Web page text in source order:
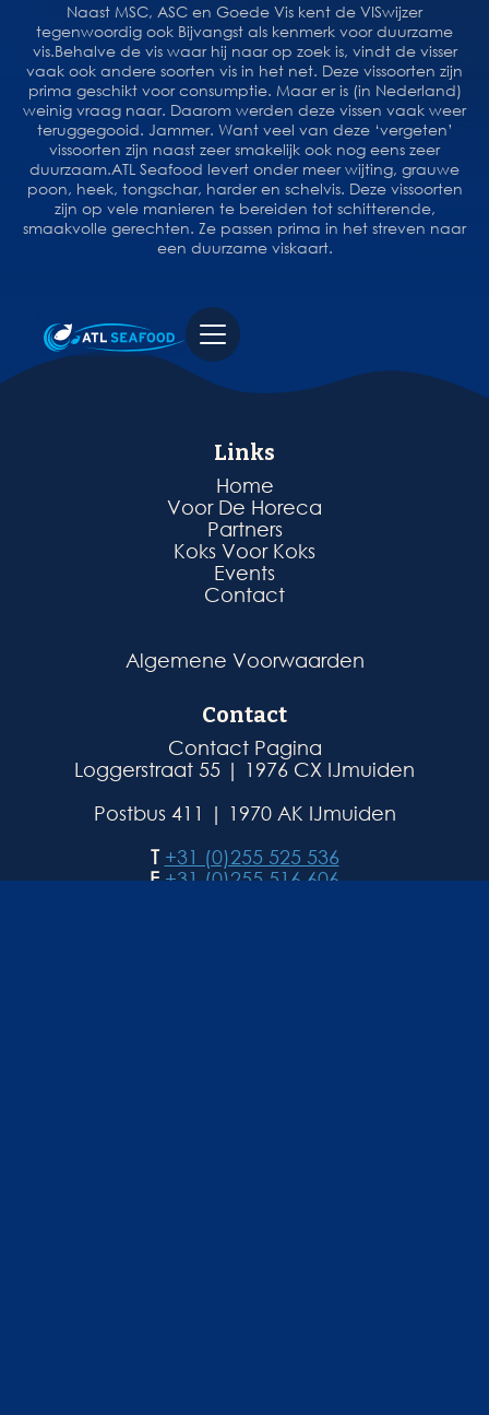
Naast MSC, ASC en Goede Vis kent de VISwijzer
tegenwoordig ook Bijvangst als kenmerk voor duurzame
vis.Behalve de vis waar hij naar op zoek is, vindt de visser
vaak ook andere soorten vis in het net. Deze vissoorten zijn
prima geschikt voor consumptie. Maar er is (in Nederland)
weinig vraag naar. Daarom werden deze vissen vaak weer
teruggegooid. Jammer. Want veel van deze ‘vergeten’
vissoorten zijn naast zeer smakelijk ook nog eens zeer
duurzaam.ATL Seafood levert onder meer wijting, grauwe
poon, heek, tongschar, harder en schelvis. Deze vissoorten
zijn op vele manieren te bereiden tot schitterende,
smaakvolle gerechten. Ze passen prima in het streven naar
een duurzame viskaart.
Links
Home
Voor De Horeca
Partners
Koks Voor Koks
Events
Contact
Algemene Voorwaarden
Contact
Contact Pagina
Loggerstraat 55 | 1976 CX IJmuiden
Postbus 411 | 1970 AK IJmuiden
T +31 (0)255 525 536
F +31 (0)255 516 606